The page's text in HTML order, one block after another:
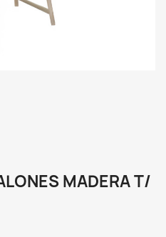
MADERA T/